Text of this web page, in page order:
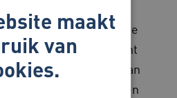
waarin de
van het inzicht
en het verbeteren van
om sociale contacten
maakt
van